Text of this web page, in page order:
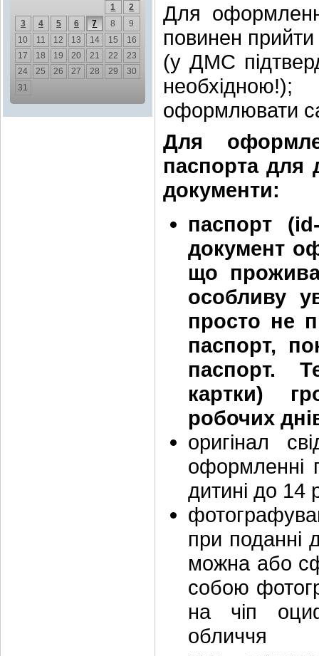
1
2
3
4 5 6 7 8
9
10
11 12 13 14 15
16
17
18 19 20 21 22
23
24
25 26 27 28 29
30
31
Для
повинен прийти
(у ДМС
оформлювати
Для
паспорта для
документи:
паспорт
документ
що
особливу
просто не
паспорт,
паспорт.
картки)
робочих
оригінал
оформленні
дитині до 14
при поданні
можна або
собою
на чіп
обличчя